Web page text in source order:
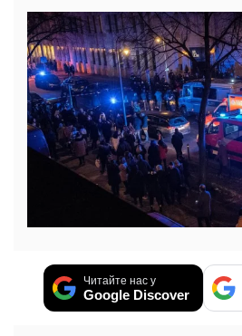
Читайте нас у
Google Discover